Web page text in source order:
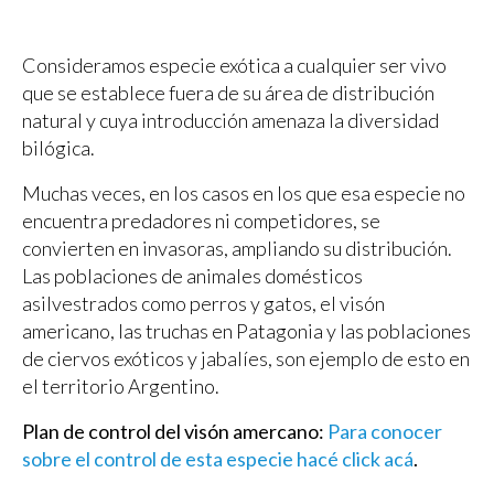
Consideramos especie exótica a cualquier ser vivo
que se establece fuera de su área de distribución
natural y cuya introducción amenaza la diversidad
bilógica.
Muchas veces, en los casos en los que esa especie no
encuentra predadores ni competidores, se
convierten en invasoras, ampliando su distribución.
Las poblaciones de animales domésticos
asilvestrados como perros y gatos, el visón
americano, las truchas en Patagonia y las poblaciones
de ciervos exóticos y jabalíes, son ejemplo de esto en
el territorio Argentino.
Plan de control del visón amercano: Para conocer
sobre el control de esta especie hacé click acá.